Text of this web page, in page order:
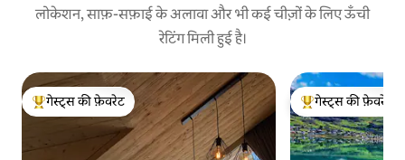
लोकेशन, साफ़-सफ़ाई के अलावा और भी कई चीज़ों के लिए ऊँची
रेटिंग मिली हुई है।
गेस्ट्स का टॉप फ़ेवरेट
गेस्ट्स की फ़ेवरेट
गेस्ट्स का टॉप फ़ेवरेट
गेस्ट्स की फ़ेवरेट